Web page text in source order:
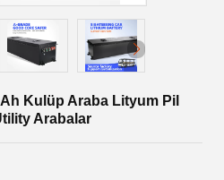
Kulüp Araba Lityum Pil
Arabalar